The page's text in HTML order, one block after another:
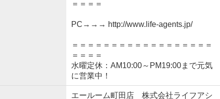
＝＝＝＝
PC→→→ http://www.life-agents.jp/
＝＝＝＝＝＝＝＝＝＝＝＝＝＝＝＝＝＝
＝＝＝＝
水曜定休：AM10:00～PM19:00まで元気
に営業中！
エールーム町田店 株式会社ライフアシ